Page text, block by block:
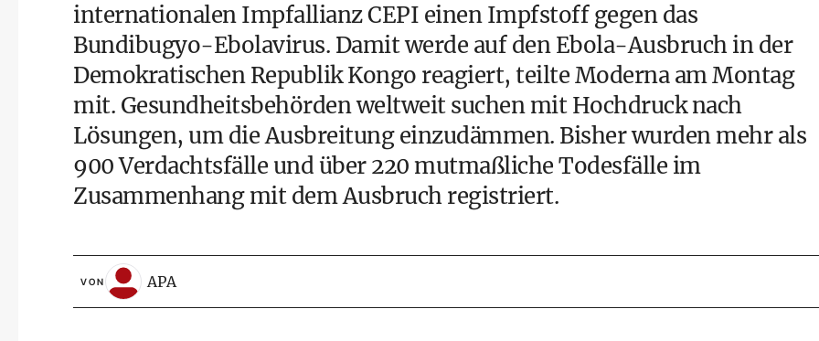
internationalen Impfallianz CEPI einen Impfstoff gegen das
Bundibugyo-Ebolavirus. Damit werde auf den Ebola-Ausbruch in der
Demokratischen Republik Kongo reagiert, teilte Moderna am Montag
mit. Gesundheitsbehörden weltweit suchen mit Hochdruck nach
Lösungen, um die Ausbreitung einzudämmen. Bisher wurden mehr als
900 Verdachtsfälle und über 220 mutmaßliche Todesfälle im
Zusammenhang mit dem Ausbruch registriert.
VON APA